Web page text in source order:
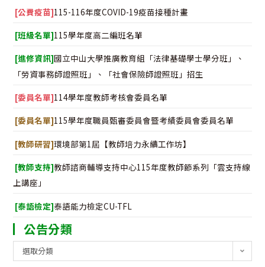
[公費疫苗]115-116年度COVID-19疫苗接種計畫
[班級名單]115學年度高二編班名單
[進修資訊]國立中山大學推廣教育組「法律基礎學士學分班」、
「勞資事務師證照班」、「社會保險師證照班」招生
[委員名單]114學年度教師考核會委員名單
[委員名單]115學年度職員甄審委員會暨考績委員會委員名單
[教師研習]環境部第1屆【教師培力永續工作坊】
[教師支持]教師諮商輔導支持中心115年度教師節系列「雲支持線
上講座」
[泰語檢定]泰語能力檢定CU-TFL
公告分類
告
選取分類